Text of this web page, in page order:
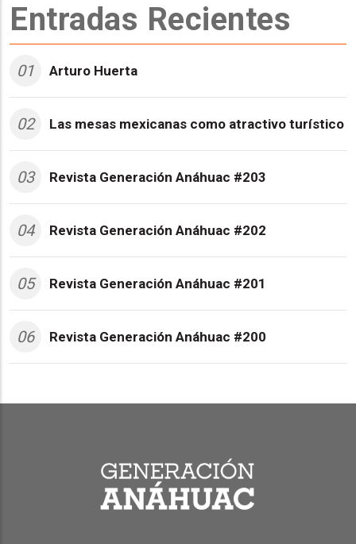
Entradas Recientes
01 Arturo Huerta
02 Las mesas mexicanas como atractivo turístico
03 Revista Generación Anáhuac #203
04 Revista Generación Anáhuac #202
05 Revista Generación Anáhuac #201
06 Revista Generación Anáhuac #200